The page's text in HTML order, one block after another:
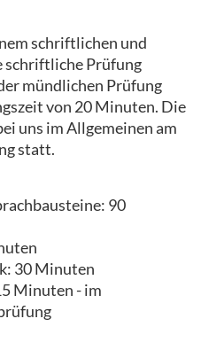
schriftlichen und
schriftliche Prüfung
mündlichen Prüfung
von 20 Minuten. Die
uns im Allgemeinen am
statt.
90
30 Minuten
Minuten - im